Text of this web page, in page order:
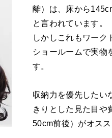
離）は、床から
と言われています。
しかしこれもワーク
ショールームで実物
す。
収納力を優先したい
きりとした見た目や
50cm前後）がオス